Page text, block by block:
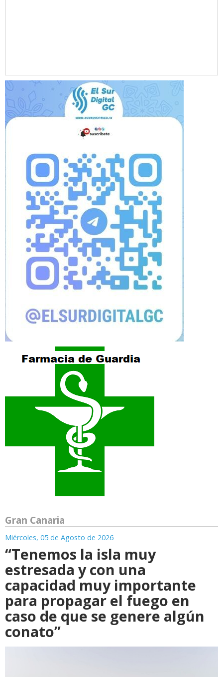
Gran Canaria
Miércoles, 05 de Agosto de 2026
“Tenemos la isla muy
estresada y con una
capacidad muy importante
para propagar el fuego en
caso de que se genere algún
conato”